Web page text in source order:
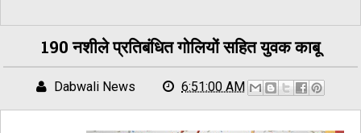
190 नशीले प्रतिबंधित गोलियों सहित युवक काबू
Dabwali News 6:51:00 AM